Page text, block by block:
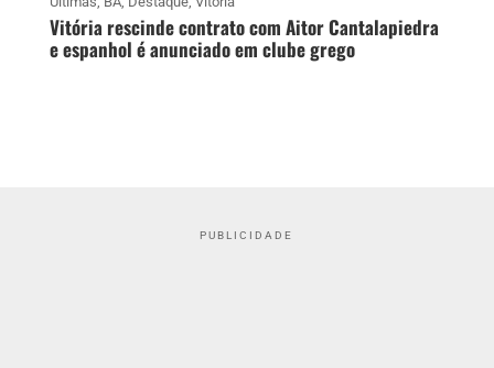
Vitória rescinde contrato com Aitor Cantalapiedra
e espanhol é anunciado em clube grego
PUBLICIDADE